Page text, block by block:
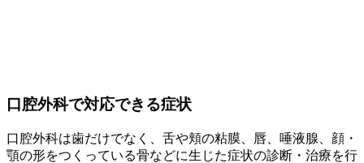
口腔外科で対応できる症状
口腔外科は歯だけでなく、舌や頬の粘膜、唇、唾液腺、顔・
顎の形をつくっている骨などに生じた症状の診断・治療を行